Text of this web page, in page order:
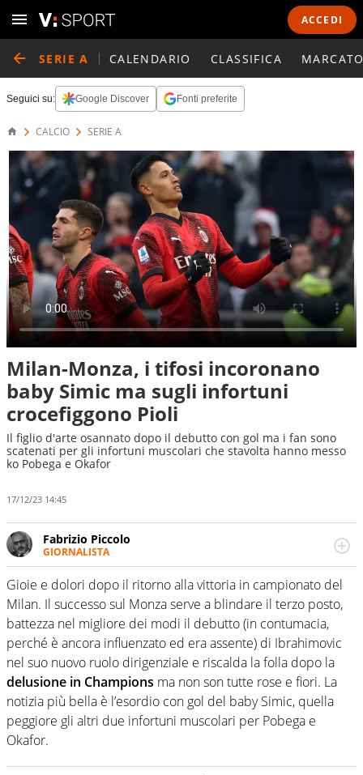
ACCEDI
SERIE A CALENDARIO CLASSIFICA
Seguici su: Google Discover Fonti preferite
CALCIO SERIE A
Milan-Monza, i tifosi incoronano
baby Simic ma sugli infortuni
crocefiggono Pioli
Il figlio d'arte osannato dopo il debutto con gol ma i fan sono
scatenati per gli infortuni muscolari che stavolta hanno messo
ko Pobega e Okafor
17/12/23 14:45
Fabrizio Piccolo
GIORNALISTA
Nella sua carriera ha seguito numerose manifestazioni
sportive e collaborato con agenzie e testate. Esperienza,
competenza, conoscenza e memoria storica. Si occupa
prevalentemente di calcio
Gioie e dolori dopo il ritorno alla vittoria in campionato del
Milan. Il successo sul Monza serve a blindare il terzo posto,
battezza nel migliore dei modi il debutto (in contumacia,
perché è ancora influenzato ed era assente) di Ibrahimovic
nel suo nuovo ruolo dirigenziale e riscalda la folla dopo la
delusione in Champions ma non son tutte rose e fiori. La
notizia più bella è l’esordio con gol del baby Simic, quella
peggiore gli altri due infortuni muscolari per Pobega e
Okafor.